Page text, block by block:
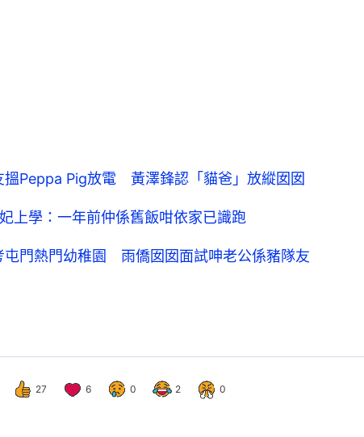
搵Peppa Pig放電 黃澤鋒認「貓爸」放縱囡囡
上學：一年前仲係舊飯咁依家已識跑
屯門熱門幼稚園 雨僑囡囡面試呻老公係豬隊友
27 6 0 2 0